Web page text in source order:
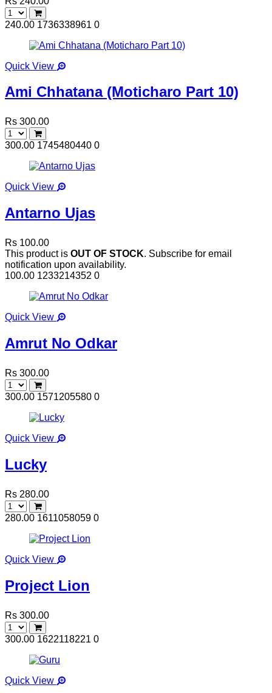
240.00 1736338961 0
Quick View
Ami Chhatana (Moticharo Part 10)
Rs 300.00
300.00 1745480440 0
Quick View
Antarno Ujas
Rs 100.00
This product is OUT OF STOCK. Subscribe for email
notification upon availability.
100.00 1233214352 0
Quick View
Amrut No Odkar
Rs 300.00
300.00 1571205580 0
Quick View
Lucky
Rs 280.00
280.00 1611058059 0
Quick View
Project Lion
Rs 300.00
300.00 1622118221 0
Quick View